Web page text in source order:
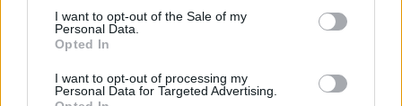
consent section.
I want to opt-out of the Sale of my
Personal Data.
Opted In
I want to opt-out of processing my
Personal Data for Targeted Advertising.
Σχόλια